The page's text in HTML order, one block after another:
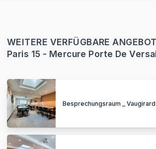
WEITERE VERFÜGBARE
Paris 15 - Mercure Porte De
Besprechungsraum _ Vaugirard